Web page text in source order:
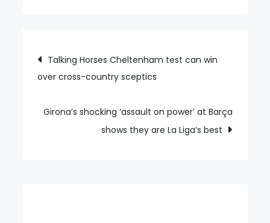
United
stand
and
Post
navigation
Talking Horses Cheltenham test can win
over cross-country sceptics
Girona’s shocking ‘assault on power’ at Barça
shows they are La Liga’s best